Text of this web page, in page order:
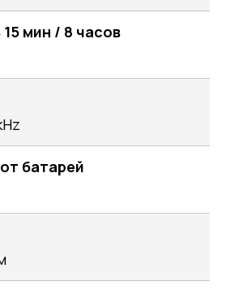
мин / 8 часов
батарей